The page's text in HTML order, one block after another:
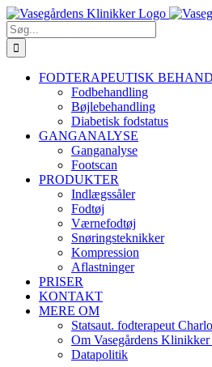
Skip
to
content
Facebook
YouTube
Instagram
E-
mail
Phone
Søg
efter:
FODTERAPEUTISK
Fodbehandling
Bøjlebehandling
Diabetisk fodstatus
GANGANALYSE
Ganganalyse
Footscan
PRODUKTER
Indlægssåler
Fodtøj
Værnefodtøj
Snøringsteknikker
Kompression
Aflastninger
PRISER
KONTAKT
MERE OM
Statsaut. fodterapeut
Om Vasegårdens Klinikker
Datapolitik